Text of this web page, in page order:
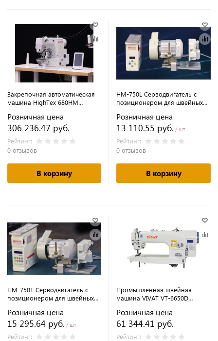
Закрепочная автоматическая
машина HighTex 680HM
Розничная цена
306 236.47 руб.
Рейтинг:
0 отзывов
В корзину
HM-750L Серводвигатель с
позиционером для швейных
HIGHTEX
Розничная цена
13 110.55 руб. / шт
Рейтинг:
0 отзывов
В корзину
HM-750T Серводвигатель с
позиционером для швейных
Розничная цена
15 295.64 руб. / шт
Рейтинг:
Промышленная швейная
машина VIVAT VT-6650D
Розничная цена
61 344.41 руб.
Рейтинг: